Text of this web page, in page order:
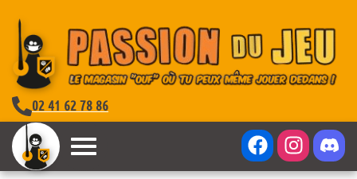
02 41 62 78 86